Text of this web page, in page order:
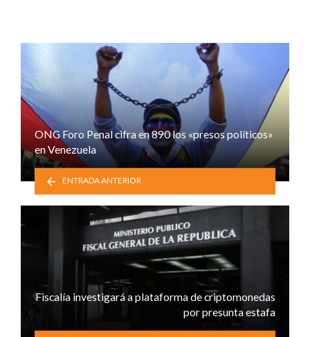
ONG Foro Penal cifra en 890 los «presos políticos»
en Venezuela
ENTRADA ANTERIOR
Fiscalía investigará a plataforma de criptomonedas
por presunta estafa